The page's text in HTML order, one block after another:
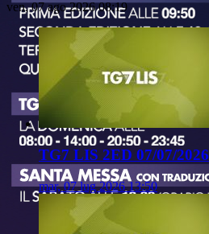
ven, 07 ago 2026 08:19
TG7 LIS 2ED 07/07/2026
mar, 07 lug 2026 13:50